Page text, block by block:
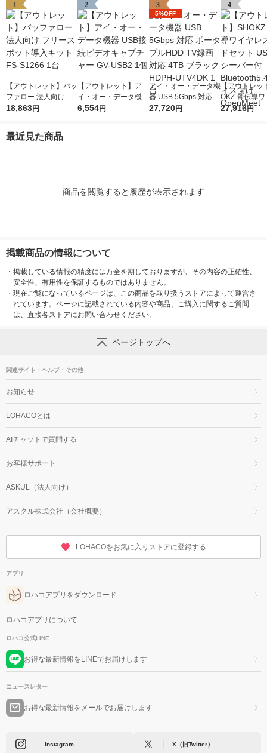
1
【アウトレット】バッ
ファロー 法人向け フ
リースポット導入キッ
18,863円
2
【アウトレット】ア
イ・オー・データ機器
USB接続ビデオキャ
6,554円
3
5%OFF
アイ・オー・データ機
器 USB 5Gbps 対応
ポータブルHDD TV録
27,720円
4
【アウトレッ
OKZ 骨伝導
スヘッドセッ
27,916円
最近見た商品
商品を閲覧すると履歴が表示されます
掲載商品の情報について
・ 掲載している情報の精度には万全を期しておりますが、その内容の正確性、
安全性、有用性を保証するものではありません。
・ 現在ご覧になっているページは、この商品を取り扱うストアによって運営さ
れています。ページに記載されている内容や商品、ご購入に関するご質問
は、直接各ストアにお問い合わせください。
ページトップへ
関連サイト・ヘルプ・その他
お知らせ
LOHACOとは
AIチャットで質問する
お客様サポート
ASKUL（法人向け）
アスクル株式会社（会社概要）
LOHACOをお気に入りストアに登録する
アプリ
ロハコアプリをダウンロード
ロハコアプリについて
ロハコ公式LINE
お得な最新情報をLINEでお届けします
ニュースレター
お得な最新情報をメールでお届けします
Instagram X（旧Twitter）